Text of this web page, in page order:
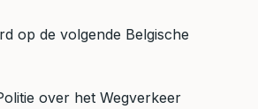
op de volgende Belgische
over het Wegverkeer